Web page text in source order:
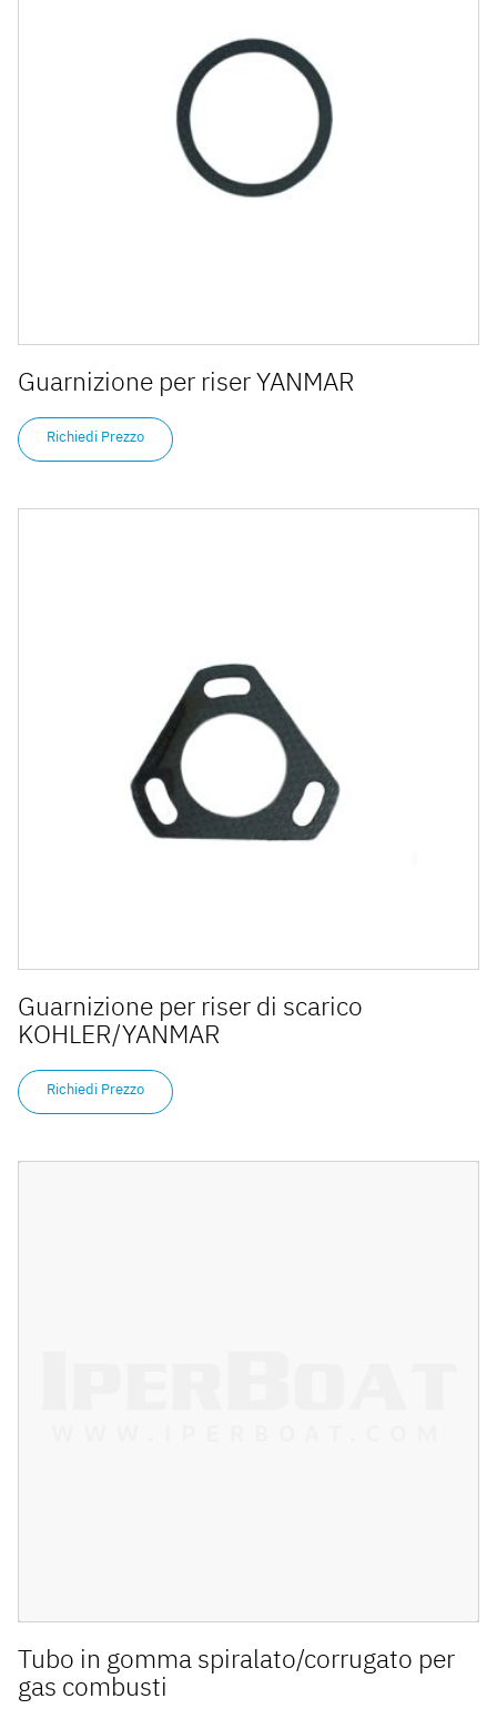
Guarnizione per riser YANMAR
Richiedi Prezzo
Guarnizione per riser di scarico
KOHLER/YANMAR
Richiedi Prezzo
Tubo in gomma spiralato/corrugato per
gas combusti